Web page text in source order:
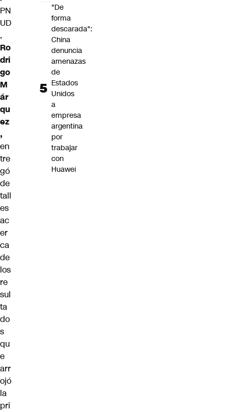
PN
UD
,
Ro
dri
go
M
ár
qu
ez
,
en
tre
gó
de
tall
es
ac
er
ca
de
los
re
sul
ta
do
s
qu
e
arr
ojó
la
pri
"De
forma
descarada":
China
denuncia
amenazas
de
Estados
Unidos
a
empresa
argentina
por
trabajar
con
Huawei